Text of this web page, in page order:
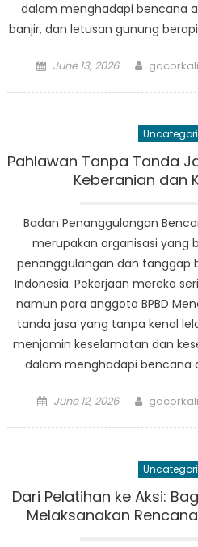
dalam menghadapi bencana
banjir, dan letusan gunung
Posted
June 13, 2026 Author
gacorkali
Pahlawan Tanpa Tanda
Keberanian dan
Badan Penanggulangan
merupakan organisasi yang
penanggulangan dan tanggap
Indonesia. Pekerjaan mereka
namun para anggota BPBD
tanda jasa yang tanpa kenal
menjamin keselamatan dan
dalam menghadapi bencana
Posted
June 12, 2026 Author
gacorkali
Dari Pelatihan ke Aksi:
Melaksanakan